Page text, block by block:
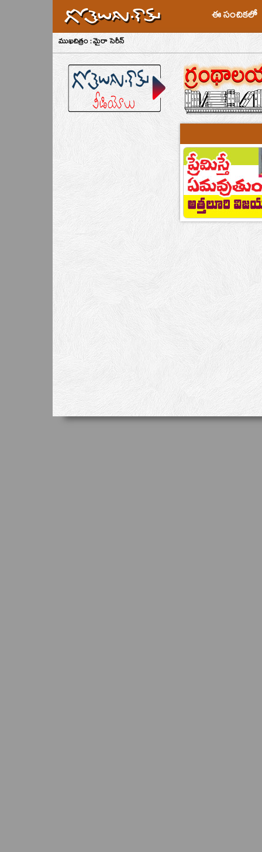
ఈ సంచికలో
ముఖచిత్రం : మైరా సెరీన్